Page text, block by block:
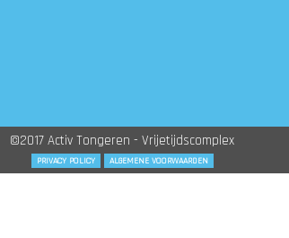
©2017 Activ Tongeren - Vrijetijdscomplex
PRIVACY POLICY ALGEMENE VOORWAARDEN